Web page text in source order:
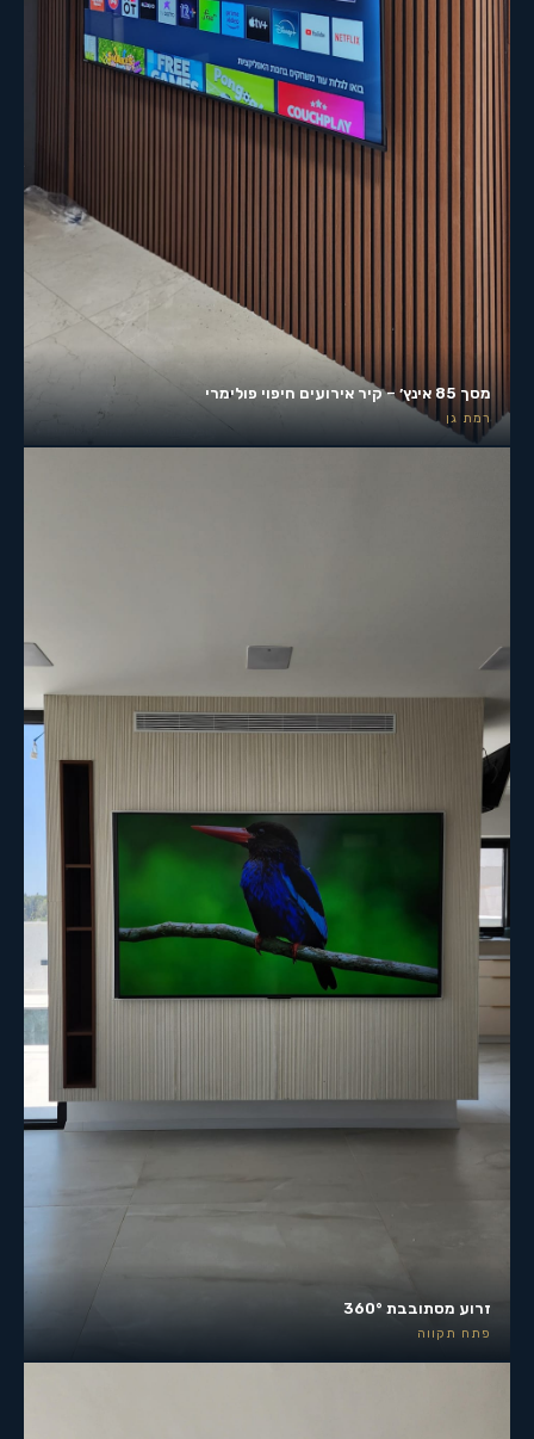
מסך 85 אינץ׳ – קיר אירועים חיפוי פולימרי
רמת גן
זרוע מסתובבת 360°
פתח תקווה